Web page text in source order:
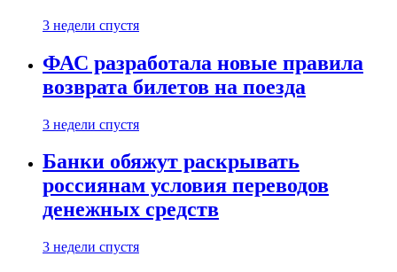
3 недели спустя
ФАС разработала новые правила
возврата билетов на поезда
3 недели спустя
Банки обяжут раскрывать
россиянам условия переводов
денежных средств
3 недели спустя